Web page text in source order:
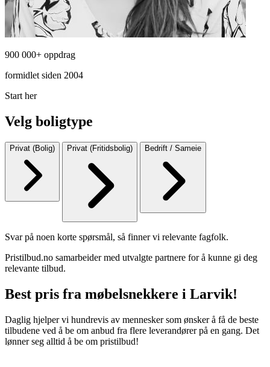
900 000+ oppdrag
formidlet siden 2004
Start her
Velg boligtype
Privat (Bolig) Privat (Fritidsbolig) Bedrift / Sameie
Svar på noen korte spørsmål, så finner vi relevante fagfolk.
Pristilbud.no samarbeider med utvalgte partnere for å kunne gi deg
relevante tilbud.
Best pris fra møbelsnekkere i Larvik!
Daglig hjelper vi hundrevis av mennesker som ønsker å få de beste
tilbudene ved å be om anbud fra flere leverandører på en gang. Det
lønner seg alltid å be om pristilbud!